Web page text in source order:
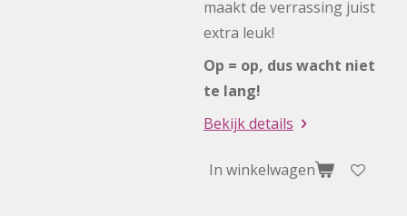
maakt de verrassing juist
extra leuk!
Op = op, dus wacht niet
te lang!
Bekijk details
In winkelwagen